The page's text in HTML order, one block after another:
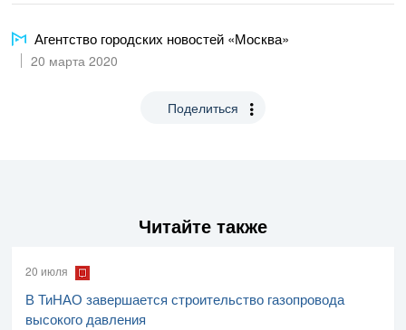
Агентство городских новостей «Москва»
20 марта 2020
Поделиться
Читайте также
20 июля
В ТиНАО завершается строительство газопровода
высокого давления